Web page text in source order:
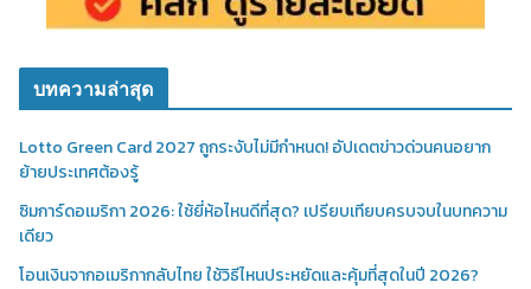
บทความล่าสุด
Lotto Green Card 2027 ถูกระงับไม่มีกำหนด! อัปเดตข่าวด่วนคนอยาก
ย้ายประเทศต้องรู้
ซิมการ์ดอเมริกา 2026: ใช้ยี่ห้อไหนดีที่สุด? เปรียบเทียบครบจบในบทความ
เดียว
โอนเงินจากอเมริกากลับไทย ใช้วิธีไหนประหยัดและคุ้มที่สุดในปี 2026?